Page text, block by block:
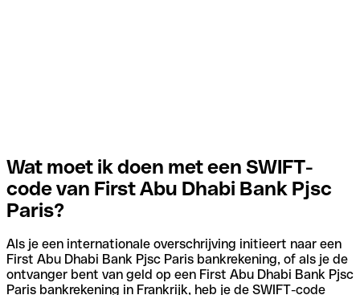
Wat moet ik doen met een SWIFT-
code van First Abu Dhabi Bank Pjsc
Paris?
Als je een internationale overschrijving initieert naar een
First Abu Dhabi Bank Pjsc Paris bankrekening, of als je de
ontvanger bent van geld op een First Abu Dhabi Bank Pjsc
Paris bankrekening in Frankrijk, heb je de SWIFT-code